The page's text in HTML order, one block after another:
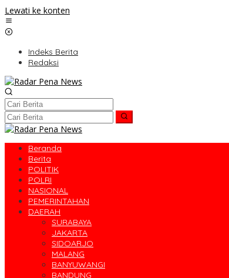
Lewati ke konten
Indeks Berita
Redaksi
Beranda
Berita
POLITIK
POLRI
NASIONAL
PEMERINTAHAN
DAERAH
SURABAYA
JAKARTA
SIDOARJO
MALANG
BANYUWANGI
BANDUNG